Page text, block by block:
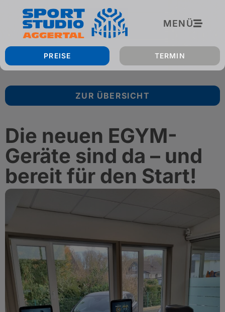
MENÜ
PREISE TERMIN
ZUR ÜBERSICHT
Die neuen EGYM-
Geräte sind da – und
bereit für den Start!